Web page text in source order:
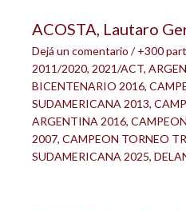
ACOSTA, Lautaro
Dejá un comentario /+300
2011/2020, 2021/ACT,
BICENTENARIO 2016,
SUDAMERICANA 2013,
ARGENTINA 2016,
2007, CAMPEON TORNEO
SUDAMERICANA 2025,